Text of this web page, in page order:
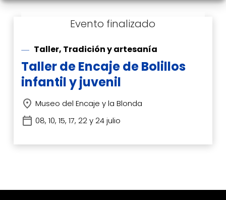
Taller, Tradición y artesanía
Taller de Encaje de Bolillos
infantil y juvenil
Museo del Encaje y la Blonda
08, 10, 15, 17, 22 y 24 julio